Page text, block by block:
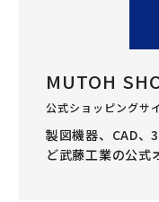
MUTOH
公式ショッピングサ
製図機器、CAD、
ど武藤工業の公式